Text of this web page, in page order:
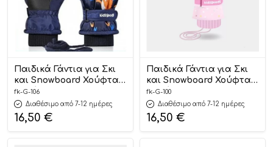
Παιδικά Γάντια για Σκι
και Snowboard Χούφτα
Δεινόσαυρος Μπλε
Σκούρο G-106 – Fiko
fk-G-106
Διαθέσιμο από 7-12 ημέρες
16,50 €
Παιδικά Γάντια για Σκι
και Snowboard Χούφτα
Μονόκερος Ροζ G-100 –
Fiko
fk-G-100
Διαθέσιμο από 7-12 ημέρες
16,50 €